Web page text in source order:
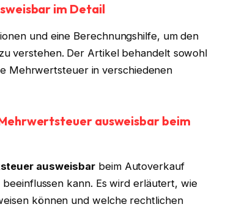
im Detail
und eine Berechnungshilfe, um den
verstehen. Der Artikel behandelt sowohl
Mehrwertsteuer in verschiedenen
ausweisbar beim
ausweisbar beim Autoverkauf
kann. Es wird erläutert, wie
können und welche rechtlichen